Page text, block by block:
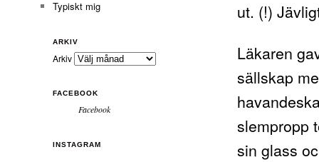
ut. (!)
Läkaren
sällskap
slempropp
sin glass
Typiskt mig
ARKIV
Arkiv
FACEBOOK
Facebook
INSTAGRAM